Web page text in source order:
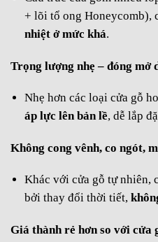
+ lõi tổ ong Honeycomb),
nhiệt ở mức khá.
Trọng lượng nhẹ – đóng mở
Nhẹ hơn các loại cửa gỗ
áp lực lên bản lề, dễ lắp
Không cong vênh, co ngót,
Khác với cửa gỗ tự nhiên,
bởi thay đổi thời tiết,
Giá thành rẻ hơn so với cửa